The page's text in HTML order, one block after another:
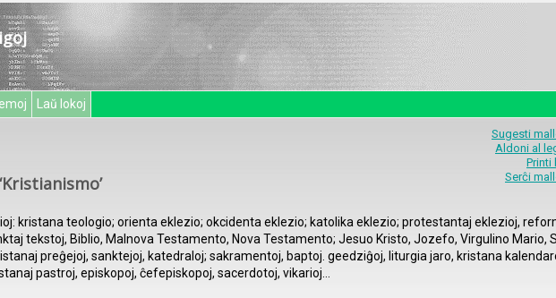
Laŭ lokoj
Sugesti
Aldoni al
Printi
Serĉi
kristana teologio; orienta eklezio; okcidenta eklezio; katolika eklezio; protestantaj eklezioj,
tekstoj, Biblio, Malnova Testamento, Nova Testamento; Jesuo Kristo, Jozefo, Virgulino Mario,
preĝejoj, sanktejoj, katedraloj; sakramentoj, baptoj. geedziĝoj, liturgia jaro, kristana
pastroj, episkopoj, ĉefepiskopoj, sacerdotoj, vikarioj…